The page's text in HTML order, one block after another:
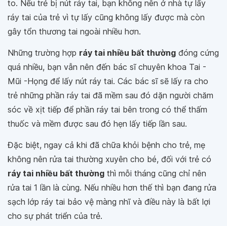
to. Nếu trẻ bị nút ráy tai, bạn không nên ở nhà tự lấy
ráy tai của trẻ vì tự lấy cũng không lấy được mà còn
gây tổn thương tai ngoài nhiều hơn.
Những trường hợp ráy tai nhiều bất thường đóng cứng
quá nhiều, bạn vẫn nên đến bác sĩ chuyên khoa Tai -
Mũi -Họng để lấy nút ráy tai. Các bác sĩ sẽ lấy ra cho
trẻ những phần ráy tai đã mềm sau đó dặn người chăm
sóc về xịt tiếp để phần ráy tai bên trong có thể thấm
thuốc và mềm được sau đó hẹn lấy tiếp lần sau.
Đặc biệt, ngay cả khi đã chữa khỏi bệnh cho trẻ, mẹ
không nên rửa tai thường xuyên cho bé, đối với trẻ có
ráy tai nhiều bất thường thì mỗi tháng cũng chỉ nên
rửa tai 1 lần là cùng. Nếu nhiều hơn thế thì bạn đang rửa
sạch lớp ráy tai bảo vệ màng nhĩ và điều này là bất lợi
cho sự phát triển của trẻ.